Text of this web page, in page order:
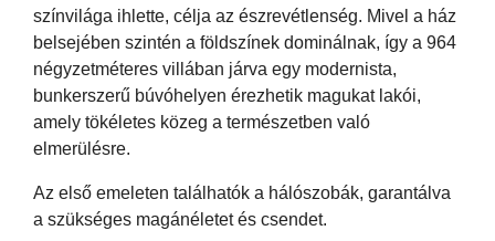
színvilága ihlette, célja az észrevétlenség. Mivel a ház
belsejében szintén a földszínek dominálnak, így a 964
négyzetméteres villában járva egy modernista,
bunkerszerű búvóhelyen érezhetik magukat lakói,
amely tökéletes közeg a természetben való
elmerülésre.
Az első emeleten találhatók a hálószobák, garantálva
a szükséges magánéletet és csendet.